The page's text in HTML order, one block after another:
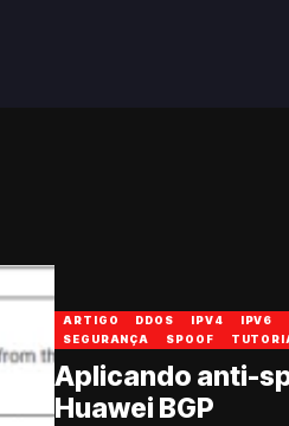
ARTIGO DDOS IPV4 IPV6
SEGURANÇA
SPOOF
Aplicando anti-
Huawei BGP